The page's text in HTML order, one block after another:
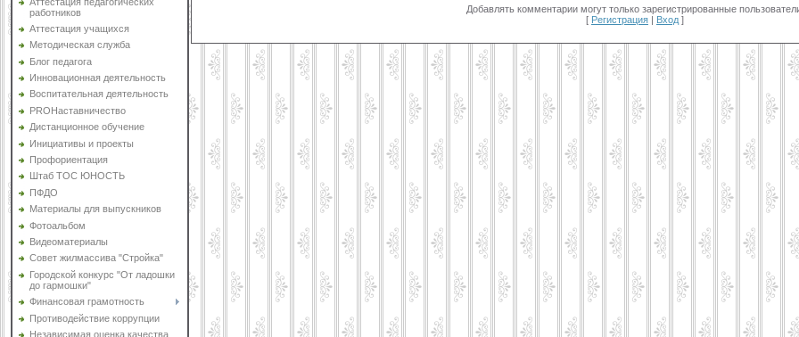
работников
Аттестация учащихся
Методическая служба
Блог педагога
Инновационная деятельность
Воспитательная деятельность
PROНаставничество
Дистанционное обучение
Инициативы и проекты
Профориентация
Штаб ТОС ЮНОСТЬ
ПФДО
Материалы для выпускников
Фотоальбом
Видеоматериалы
Совет жилмассива "Стройка"
Городской конкурс "От ладошки
до гармошки"
Финансовая грамотность
Противодействие коррупции
Независимая оценка качества
Добавлять комментарии могут только зарегистрированные
[ Регистрация | Вход ]